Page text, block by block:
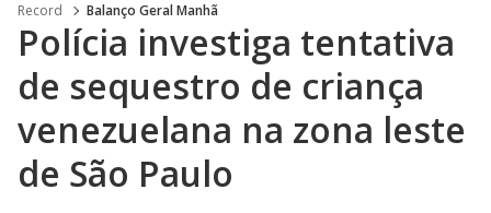
Record Balanço Geral Manhã
Polícia investiga tentativa
de sequestro de criança
venezuelana na zona leste
de São Paulo